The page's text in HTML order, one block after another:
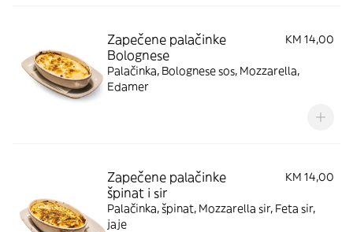
Zapečene palačinke
Bolognese
KM 14,00
Palačinka, Bolognese sos, Mozzarella,
Edamer
Zapečene palačinke
špinat i sir
KM 14,00
Palačinka, špinat, Mozzarella sir, Feta sir,
jaje